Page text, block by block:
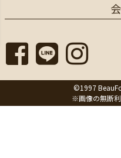
©1997
※画像の無断